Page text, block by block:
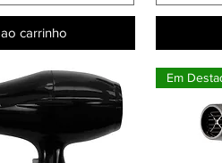
carrinho
Em